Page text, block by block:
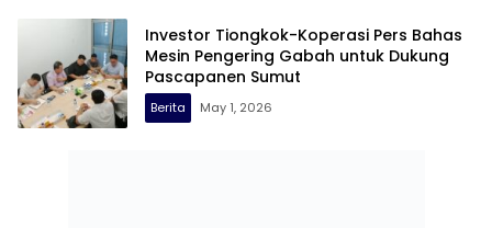
Investor Tiongkok-Koperasi Pers Bahas
Mesin Pengering Gabah untuk Dukung
Pascapanen Sumut
Berita May 1, 2026